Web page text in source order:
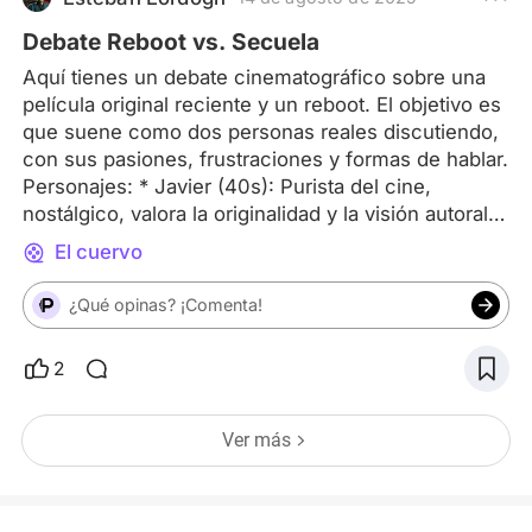
crackheads en una escena gro
Debate Reboot vs. Secuela
Aquí tienes un debate cinematográfico sobre una
película original reciente y un reboot. El objetivo es
que suene como dos personas reales discutiendo,
con sus pasiones, frustraciones y formas de hablar.
Personajes: * Javier (40s): Purista del cine,
nostálgico, valora la originalidad y la visión autoral.
Escéptico con los reboots. * Sofía (30s): Más
pragmática y abierta a nuevas interpretaciones. Ve
el valor de actualizar historias y no se aferra tanto al
pasado. Escenario: Un café a media tarde. Ambos
café con vehemencia. Javier: No, no, de verdad.
inteligencia. Sofía: ¿El qué? ¿La película o que te
hayan puesto leche desnatada en el cortado?
El cuervo
¿Qué opinas? ¡Comenta!
2
Ver más